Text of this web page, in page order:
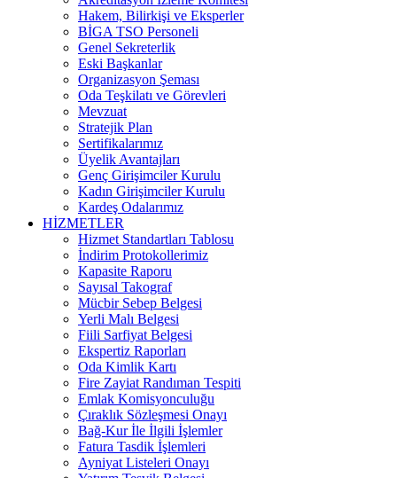
Hakem, Bilirkişi ve Eksperler
BİGA TSO Personeli
Genel Sekreterlik
Eski Başkanlar
Organizasyon Şeması
Oda Teşkilatı ve Görevleri
Mevzuat
Stratejik Plan
Sertifikalarımız
Üyelik Avantajları
Genç Girişimciler Kurulu
Kadın Girişimciler Kurulu
Kardeş Odalarımız
HİZMETLER
Hizmet Standartları Tablosu
İndirim Protokollerimiz
Kapasite Raporu
Sayısal Takograf
Mücbir Sebep Belgesi
Yerli Malı Belgesi
Fiili Sarfiyat Belgesi
Ekspertiz Raporları
Oda Kimlik Kartı
Fire Zayiat Randıman Tespiti
Emlak Komisyonculuğu
Çıraklık Sözleşmesi Onayı
Bağ-Kur İle İlgili İşlemler
Fatura Tasdik İşlemleri
Ayniyat Listeleri Onayı